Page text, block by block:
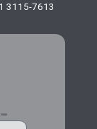
3115-7613